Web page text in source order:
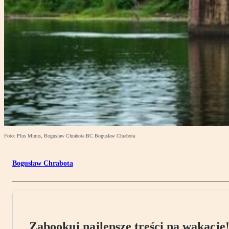
Foto: Plus Minus, Bogusław Chrabota BC Bogusław Chrabota
Bogusław Chrabota